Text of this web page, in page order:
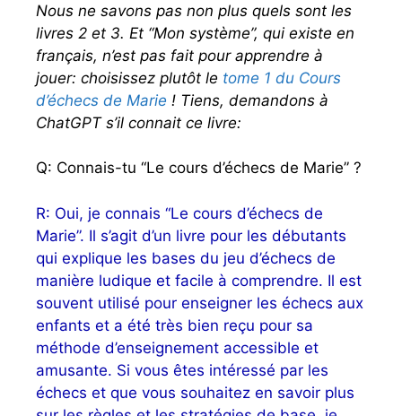
Nous ne savons pas non plus quels sont les
livres 2 et 3. Et “Mon système”, qui existe en
français, n’est pas fait pour apprendre à
jouer: choisissez plutôt le tome 1 du Cours
d’échecs de Marie ! Tiens, demandons à
ChatGPT s’il connait ce livre:
Q: Connais-tu “Le cours d’échecs de Marie” ?
R: Oui, je connais “Le cours d’échecs de
Marie”. Il s’agit d’un livre pour les débutants
qui explique les bases du jeu d’échecs de
manière ludique et facile à comprendre. Il est
souvent utilisé pour enseigner les échecs aux
enfants et a été très bien reçu pour sa
méthode d’enseignement accessible et
amusante. Si vous êtes intéressé par les
échecs et que vous souhaitez en savoir plus